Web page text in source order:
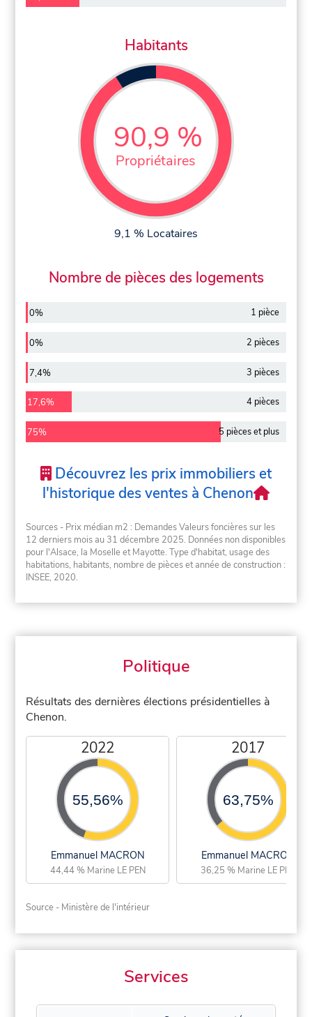
Habitants
90,9 %
Propriétaires
9,1 % Locataires
Nombre de pièces des logements
0% 1 pièce
0% 2 pièces
7,4% 3 pièces
17,6% 4 pièces
75% 5 pièces et plus
Découvrez les prix immobiliers et
l'historique des ventes à Chenon
Sources - Prix médian m2 : Demandes Valeurs foncières sur les
12 derniers mois au 31 décembre 2025. Données non disponibles
pour l'Alsace, la Moselle et Mayotte. Type d'habitat, usage des
habitations, habitants, nombre de pièces et année de construction :
INSEE, 2020.
Politique
Résultats des dernières élections présidentielles à
Chenon.
2022
55,56%
Emmanuel MACRON
44,44 % Marine LE PEN
2017
63,75%
Emmanuel MACRON
36,25 % Marine LE PEN
Source - Ministère de l'intérieur
Services